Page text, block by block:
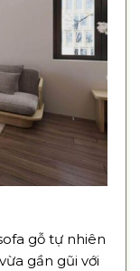
gỗ tự nhiên
gần gũi với